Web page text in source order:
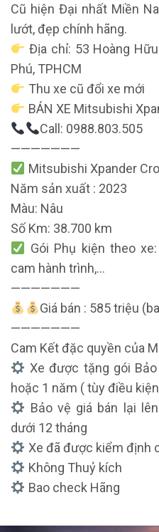
Cũ hiện Đại nhất Miền
lướt, đẹp chính hãng.
Địa chỉ: 53 Hoàng
Phú, TPHCM
Thu xe cũ đổi xe mới
BÁN XE Mitsubishi
Call: 0988.803.505
———————
Mitsubishi Xpander
Năm sản xuất : 2023
Màu: Nâu
Số Km: 38.700 km
Gói Phụ kiện theo
cam hành trình,…
———————
Giá bán : 585 triệu
———————
Cam Kết đặc quyền của
Xe được tặng gói
hoặc 1 năm ( tùy điều
Bảo vệ giá bán lại
dưới 12 tháng
Xe đã được kiểm định
Không Thuỷ kích
Bao check Hãng